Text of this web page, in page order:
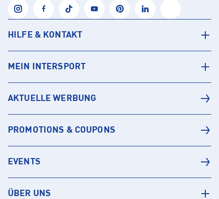
HILFE & KONTAKT
MEIN INTERSPORT
AKTUELLE WERBUNG
PROMOTIONS & COUPONS
EVENTS
ÜBER UNS